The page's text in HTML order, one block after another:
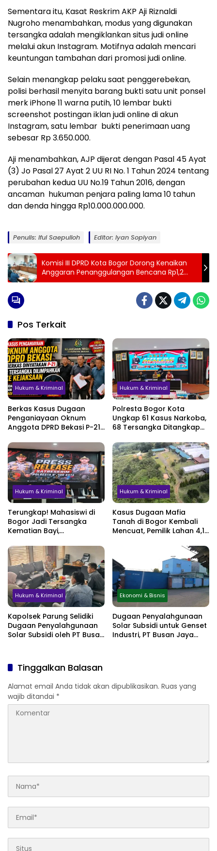
Sementara itu, Kasat Reskrim AKP Aji Riznaldi
Nugroho menambahkan, modus yang digunakan
tersangka adalah mengiklankan situs judi online
melalui akun Instagram. Motifnya adalah mencari
keuntungan tambahan dari promosi judi online.
Selain menangkap pelaku saat penggerebekan,
polisi berhasil menyita barang bukti satu unit ponsel
merk iPhone 11 warna putih, 10 lembar bukti
screenshot postingan iklan judi online di akun
Instagram, satu lembar bukti penerimaan uang
sebesar Rp 3.650.000.
Aji menambahkan, AJP dijerat dengan Pasal 45 Ayat
(3) Jo Pasal 27 Ayat 2 UU RI No. 1 Tahun 2024 tentang
perubahan kedua UU No.19 Tahun 2016, dengan
ancaman hukuman penjara paling lama 10 tahun
dan denda hingga Rp10.000.000.000.
Penulis: Iful Saepulloh Editor: Iyan Sopiyan
Komisi III DPRD Kota Bogor Dorong Kenaikan
Anggaran Penanggulangan Bencana Rp1,2
Miliar
Pos Terkait
Hukum & Kriminal
Berkas Kasus Dugaan
Penganiayaan Oknum
Anggota DPRD Bekasi P-21,
Jadi Sorotan
Hukum & Kriminal
Polresta Bogor Kota
Ungkap 61 Kasus Narkoba,
68 Tersangka Ditangkap
Hukum & Kriminal
Terungkap! Mahasiswi di
Bogor Jadi Tersangka
Kematian Bayi,
hingga Simpan Jasad di
Lemari
Hukum & Kriminal
Kasus Dugaan Mafia
Tanah di Bogor Kembali
Mencuat, Pemilik Lahan 4,1
Perlindungan Hukum
Hukum & Kriminal
Kapolsek Parung Selidiki
Dugaan Penyalahgunaan
Solar Subsidi oleh PT Busan
Ekonomi & Bisnis
Dugaan Penyalahgunaan
Solar Subsidi untuk Genset
Industri, PT Busan Jaya
Tinggalkan Balasan
Alamat email Anda tidak akan dipublikasikan. Ruas yang
wajib ditandai *